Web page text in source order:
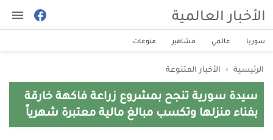
الأخبار العالمية
سوريا عالمي مشاهير منوعات
الرئيسية › الأخبار المتنوعة
سيدة سورية تنجح بمشروع زراعة فاكهة خارقة
بفناء منزلها وتكسب مبالغ مالية معتبرة شهرياً